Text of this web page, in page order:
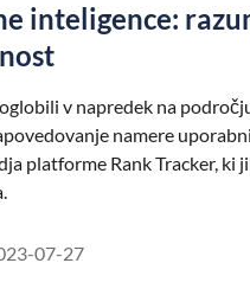
inteligence:
v napredek na
namere
platforme Rank Tracker,
07-27